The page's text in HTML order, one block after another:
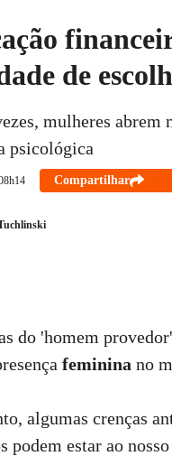
de
mulheres abrem
psicológica
Compartilhar
do 'homem
feminina no
algumas crenças
podem estar ao